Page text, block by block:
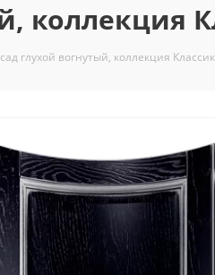
коллекция
глухой вогнутый, коллекция